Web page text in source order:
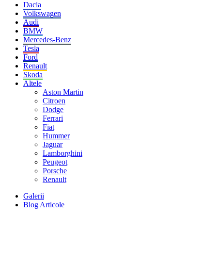
Dacia
Volkswagen
Audi
BMW
Mercedes-Benz
Tesla
Ford
Renault
Skoda
Altele
Aston Martin
Citroen
Dodge
Ferrari
Fiat
Hummer
Jaguar
Lamborghini
Peugeot
Porsche
Renault
Galerii
Blog Articole